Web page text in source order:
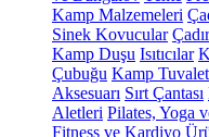
Kamp Malzemeleri
Sinek Kovucular
Kamp Duşu Isıtıcılar
Çubuğu Kamp
Aksesuarı Sırt Çantası
Aletleri Pilates, Yoga
Fitness ve Kardiyo